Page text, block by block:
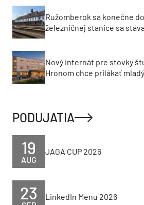
Ružomberok sa konečne
železničnej stanice sa
Nový internát pre stovky
Hronom chce prilákať
PODUJATIA
AUG
19 JAGA CUP 2026
23 LinkedIn Menu 2026